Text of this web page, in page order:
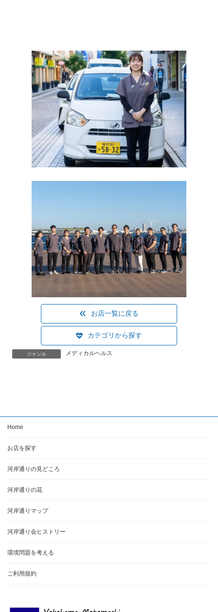
お店一覧に戻る
カテゴリから探す
ジャンル メディカルヘルス
Home
お店を探す
河岸通りの見どころ
河岸通りの花
河岸通りマップ
河岸通り会ヒストリー
環境問題を考える
ご利用規約